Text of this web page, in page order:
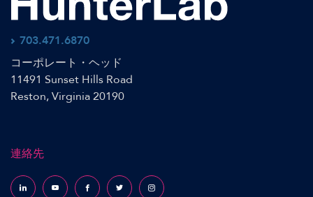
703.471.6870
コーポレート・ヘッド
11491 Sunset Hills Road
Reston, Virginia 20190
連絡先
Follow us on LinkedInFollow us on YouTubeFollow us on Facebook
Follow us on X (formerly Twitter)
Follow us on Instagram